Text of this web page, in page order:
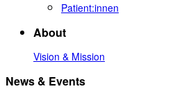
Patient:innen
About
Vision & Mission
News & Events